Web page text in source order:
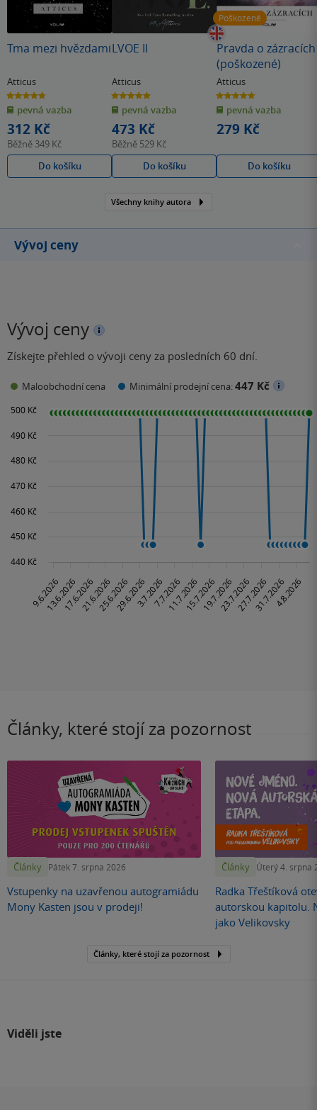
Tma mezi hvězdami
Atticus
4.7
z
5
hvězdiček
pevná vazba
312 Kč
Běžně 349 Kč
Do košíku
LVOE II
Atticus
5.0
z
5
hvězdiček
pevná vazba
473 Kč
Běžně 529 Kč
Do košíku
Poškozené
Pravda o zázracích
(poškozené)
Atticus
4.7
z
5
hvězdiček
pevná vazba
279 Kč
Do košíku
Všechny knihy autora
Vývoj ceny
Vývoj ceny
Získejte přehled o vývoji ceny za posledních 60 dní.
Maloobchodní cena Minimální prodejní cena:447 Kč
Články, které stojí za pozornost
Články Pátek 7. srpna 2026
Vstupenky na uzavřenou autogramiádu
Mony Kasten jsou v prodeji!
Články Úterý 4. srpna
Radka Třeštíková
autorskou kapitolu.
jako Velikovsky
Články, které stojí za pozornost
Viděli jste